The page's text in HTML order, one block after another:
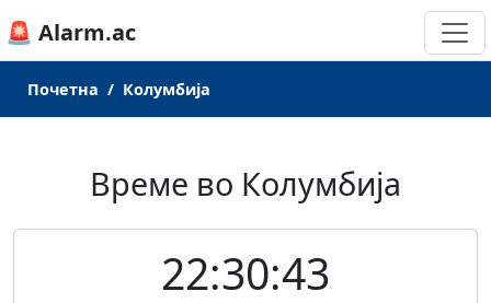
🚨 Alarm.ac
Почетна Колумбија
Време во Колумбија
22:30:43